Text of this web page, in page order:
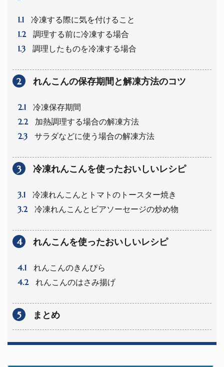
1.1 冷凍する際に気を付けること
1.2 調理する前に冷凍する場合
1.3 調理したものを冷凍する場合
2 れんこんの保存期間と解凍方法のコツ
2.1 冷凍保存期間
2.2 加熱調理する場合の解凍方法
2.3 サラダなどに使う場合の解凍方法
3 冷凍れんこんを使ったおいしいレシピ
3.1 冷凍れんこんとトマトのトースター焼き
3.2 冷凍れんこんとビアソーセージの炒め物
4 れんこんを使ったおいしいレシピ
4.1 れんこんのきんぴら
4.2 れんこんのはさみ揚げ
5 まとめ